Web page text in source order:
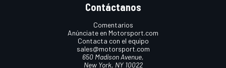
Contáctanos
Comentarios
Anúnciate en Motorsport.com
Contacta con el equipo
sales@motorsport.com
650 Madison Avenue,
New York, NY 10022